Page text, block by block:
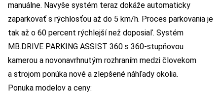
manuálne. Navyše systém teraz dokáže automaticky
zaparkovať s rýchlosťou až do 5 km/h. Proces parkovania je
tak až o 60 percent rýchlejší než doposiaľ. Systém
MB.DRIVE PARKING ASSIST 360 s 360-stupňovou
kamerou a novonavrhnutým rozhraním medzi človekom
a strojom ponúka nové a zlepšené náhľady okolia.
Ponuka modelov a ceny: